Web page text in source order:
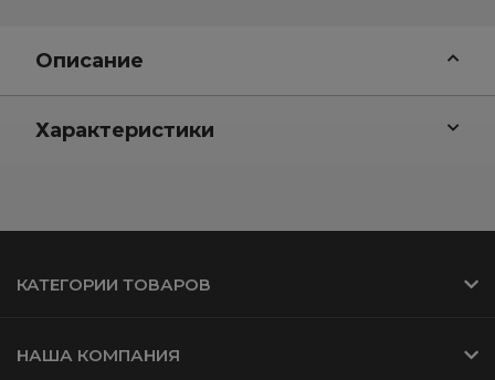
Описание
Характеристики
КАТЕГОРИИ ТОВАРОВ
НАША КОМПАНИЯ